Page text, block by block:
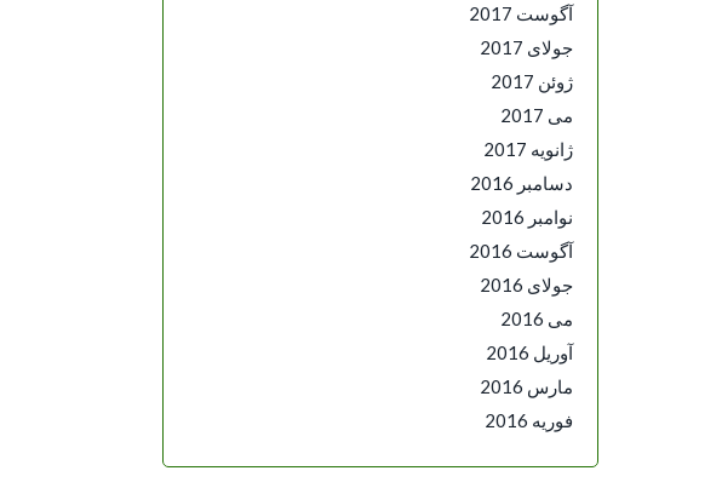
آگوست 2017
جولای 2017
ژوئن 2017
می 2017
ژانویه 2017
دسامبر 2016
نوامبر 2016
آگوست 2016
جولای 2016
می 2016
آوریل 2016
مارس 2016
فوریه 2016